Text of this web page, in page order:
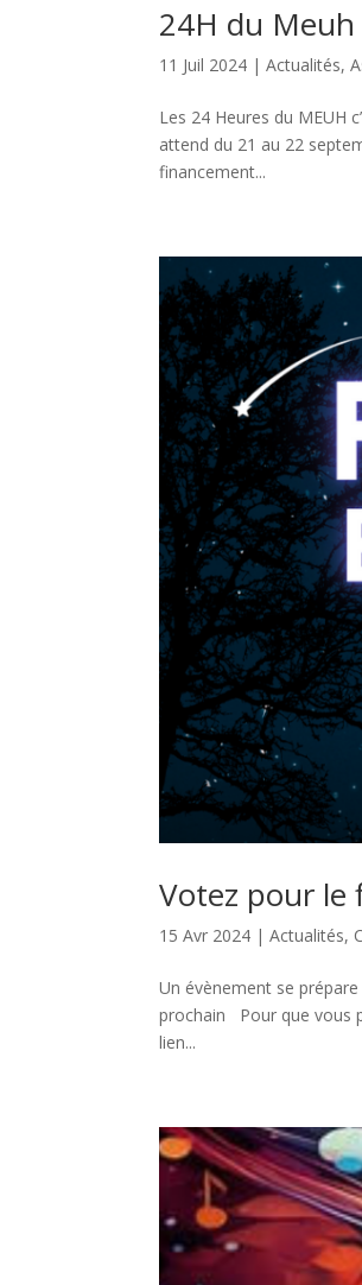
24H du
11 Juil 2024 |Actualités,
Les 24 Heures du MEUH
attend du 21 au 22
financement...
Votez pour le
15 Avr 2024 |Actualités,
Un évènement se
prochain Pour que vous
lien...